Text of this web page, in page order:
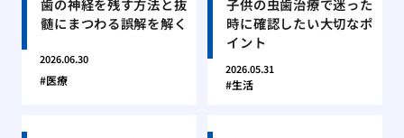
歯の神経を残す方法と抜
髄にまつわる誤解を解く
2026.06.30
医療
子供の虫歯治療で迷った
時に確認したい大切なポ
イント
2026.05.31
生活